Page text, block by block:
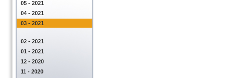
05 - 2021
04 - 2021
03 - 2021
02 - 2021
01 - 2021
12 - 2020
11 - 2020